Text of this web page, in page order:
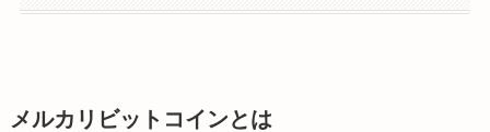
メルカリビットコインとは